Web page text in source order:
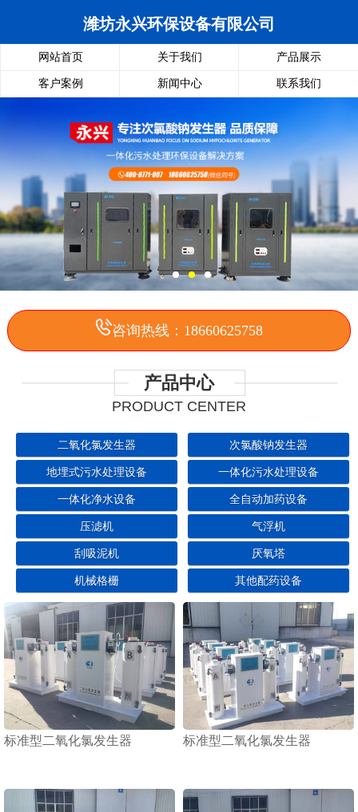
潍坊永兴环保设备有限公司
网站首页 关于我们 产品展示
客户案例 新闻中心 联系我们
咨询热线：18660625758
产品中心
PRODUCT CENTER
二氧化氯发生器 次氯酸钠发生器
地埋式污水处理设备 一体化污水处理设备
一体化净水设备 全自动加药设备
压滤机 气浮机
刮吸泥机 厌氧塔
机械格栅 其他配药设备
标准型二氧化氯发生器 标准型二氧化氯发生器